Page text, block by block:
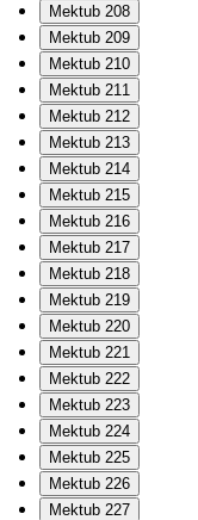
Mektub 208
Mektub 209
Mektub 210
Mektub 211
Mektub 212
Mektub 213
Mektub 214
Mektub 215
Mektub 216
Mektub 217
Mektub 218
Mektub 219
Mektub 220
Mektub 221
Mektub 222
Mektub 223
Mektub 224
Mektub 225
Mektub 226
Mektub 227